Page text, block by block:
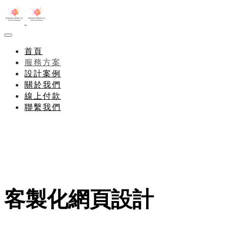
首頁
服務方案
設計案例
關於我們
線上付款
聯繫我們
客製化網頁設計